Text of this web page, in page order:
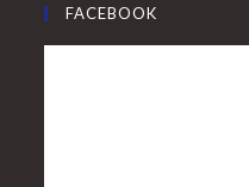
FACEBOOK